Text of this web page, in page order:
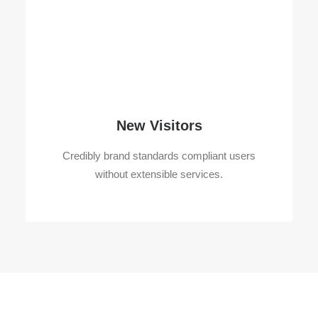
New Visitors
Credibly brand standards compliant users
without extensible services.